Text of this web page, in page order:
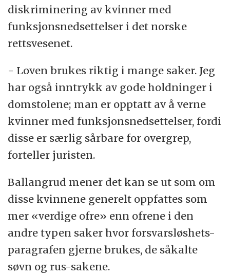
diskriminering av kvinner med
funksjonsnedsettelser i det norske
rettsvesenet.
- Loven brukes riktig i mange saker. Jeg
har også inntrykk av gode holdninger i
domstolene; man er opptatt av å verne
kvinner med funksjonsnedsettelser, fordi
disse er særlig sårbare for overgrep,
forteller juristen.
Ballangrud mener det kan se ut som om
disse kvinnene generelt oppfattes som
mer «verdige ofre» enn ofrene i den
andre typen saker hvor forsvarsløshets-
paragrafen gjerne brukes, de såkalte
søvn og rus-sakene.